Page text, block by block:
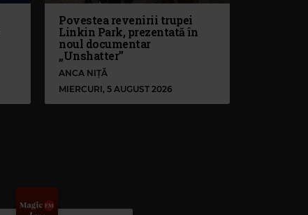
Povestea revenirii trupei
Linkin Park, prezentată în
noul documentar
„Unshatter”
ANCA NIȚĂ
MIERCURI, 5 AUGUST 2026